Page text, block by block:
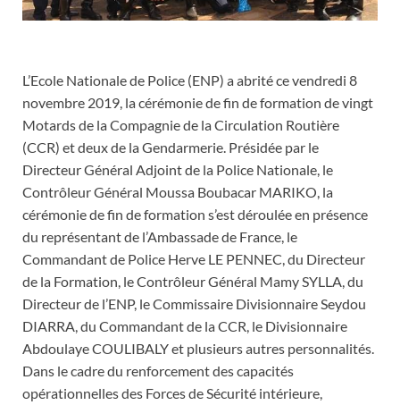
L’Ecole Nationale de Police (ENP) a abrité ce vendredi 8
novembre 2019, la cérémonie de fin de formation de vingt
Motards de la Compagnie de la Circulation Routière
(CCR) et deux de la Gendarmerie. Présidée par le
Directeur Général Adjoint de la Police Nationale, le
Contrôleur Général Moussa Boubacar MARIKO, la
cérémonie de fin de formation s’est déroulée en présence
du représentant de l’Ambassade de France, le
Commandant de Police Herve LE PENNEC, du Directeur
de la Formation, le Contrôleur Général Mamy SYLLA, du
Directeur de l’ENP, le Commissaire Divisionnaire Seydou
DIARRA, du Commandant de la CCR, le Divisionnaire
Abdoulaye COULIBALY et plusieurs autres personnalités.
Dans le cadre du renforcement des capacités
opérationnelles des Forces de Sécurité intérieure,